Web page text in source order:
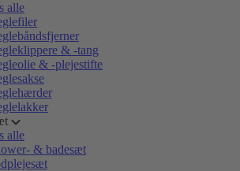
alle
& -tang
& -plejestifte
alle
& badesæt